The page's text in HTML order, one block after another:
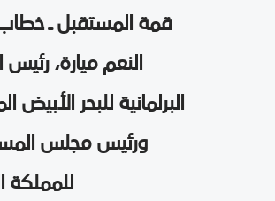
قمة المستقبل ـ
النعم ميارة،
البرلمانية للبحر
ورئيس مجلس
للمملكة